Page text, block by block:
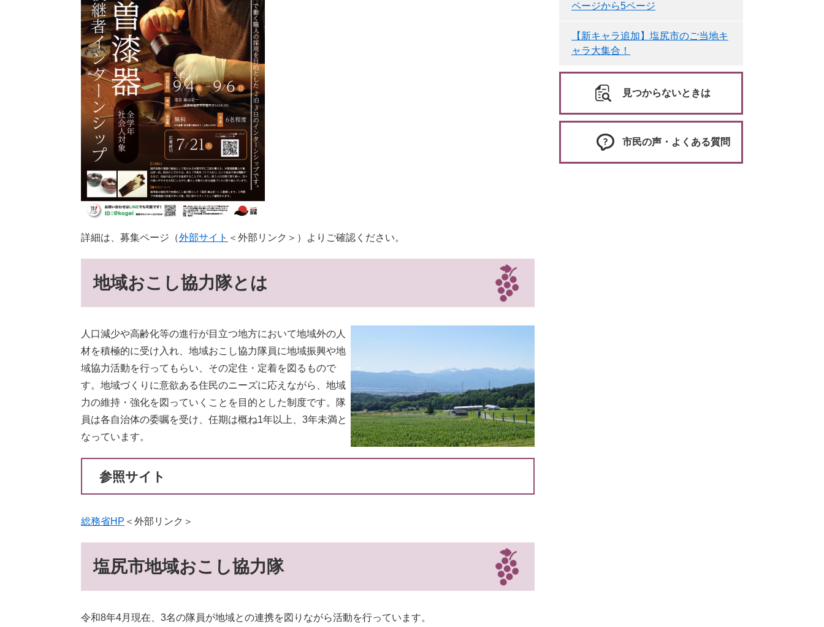
詳細は、募集ページ（外部サイト ＜外部リンク＞ ）よりご確認ください。
地域おこし協力隊とは
人口減少や高齢化等の進行が目立つ地方において地域外の人
材を積極的に受け入れ、地域おこし協力隊員に地域振興や地
域協力活動を行ってもらい、その定住・定着を図るもので
す。地域づくりに意欲ある住民のニーズに応えながら、地域
力の維持・強化を図っていくことを目的とした制度です。隊
員は各自治体の委嘱を受け、任期は概ね1年以上、3年未満と
なっています。
参照サイト
総務省HP ＜外部リンク＞
塩尻市地域おこし協力隊
令和8年4月現在、3名の隊員が地域との連携を図りながら活動を行っています。
ページから5ページ
【新キャラ追加】塩尻市のご当地キ
ャラ大集合！
見つからないときは
市民の声・よくある質問